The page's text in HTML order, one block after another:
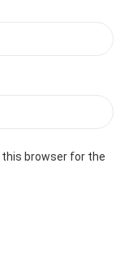
this browser for the